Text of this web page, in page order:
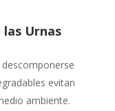
Urnas
evitan
ambiente.